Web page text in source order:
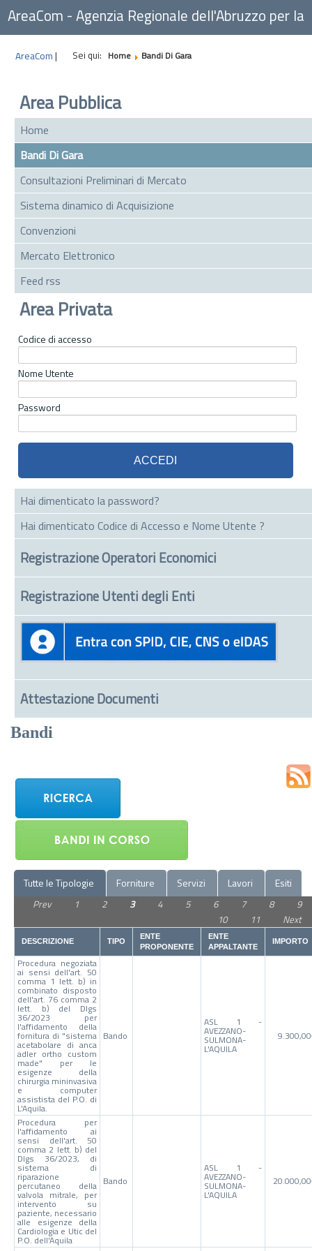
AreaCom - Agenzia Regionale dell'Abruzzo per la
Committenza
AreaCom | Sei qui: Home Bandi Di Gara
Area Pubblica
Home
Bandi Di Gara
Consultazioni Preliminari di Mercato
Sistema dinamico di Acquisizione
Convenzioni
Mercato Elettronico
Feed rss
Area Privata
Codice di accesso
Nome Utente
Password
Hai dimenticato la password?
Hai dimenticato Codice di Accesso e Nome Utente ?
Registrazione Operatori Economici
Registrazione Utenti degli Enti
Attestazione Documenti
Bandi
Tutte le Tipologie Forniture Servizi Lavori Esiti
Prev 1 2 3 4 5 6 7 8
9
10
11 Next
DESCRIZIONE TIPO
ENTE
PROPONENTE
ENTE
APPALTANTE
IMPORTO
Procedura negoziata
ai sensi dell'art. 50
comma 1 lett. b) in
combinato disposto
dell'art. 76 comma 2
lett. b) del Dlgs
36/2023 per
l'affidamento della
fornitura di "sistema
acetabolare di anca
adler ortho custom
made" per le
esigenze della
chirurgia mininvasiva
e computer
assistista del P.O. di
L'Aquila.
Bando
ASL 1 -
AVEZZANO-
SULMONA-
L'AQUILA
Procedura per
l'affidamento ai
sensi dell'art. 50
comma 2 lett. b) del
Dlgs 36/2023, di
sistema di
riparazione
percutaneo della
valvola mitrale, per
intervento su
paziente, necessario
alle esigenze della
Cardiologia e Utic del
P.O. dell'Aquila
Bando
ASL 1 -
AVEZZANO-
SULMONA-
L'AQUILA